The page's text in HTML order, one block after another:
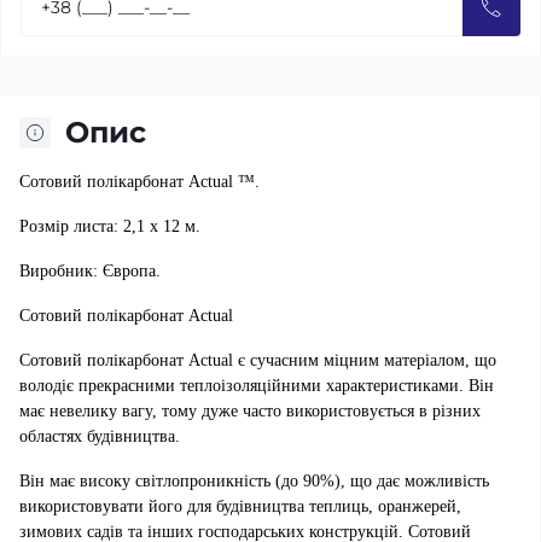
Опис
Сотовий полікарбонат Actual ™.
Розмір листа: 2,1 х 12 м.
Виробник: Європа.
Сотовий полікарбонат Actual
Сотовий полікарбонат Actual є сучасним міцним матеріалом, що
володіє прекрасними теплоізоляційними характеристиками. Він
має невелику вагу, тому дуже часто використовується в різних
областях будівництва.
Він має високу світлопроникність (до 90%), що дає можливість
використовувати його для будівництва теплиць, оранжерей,
зимових садів та інших господарських конструкцій. Сотовий